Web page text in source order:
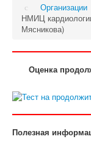
Организации
НМИЦ
Мясникова)
Оценка
Полезная